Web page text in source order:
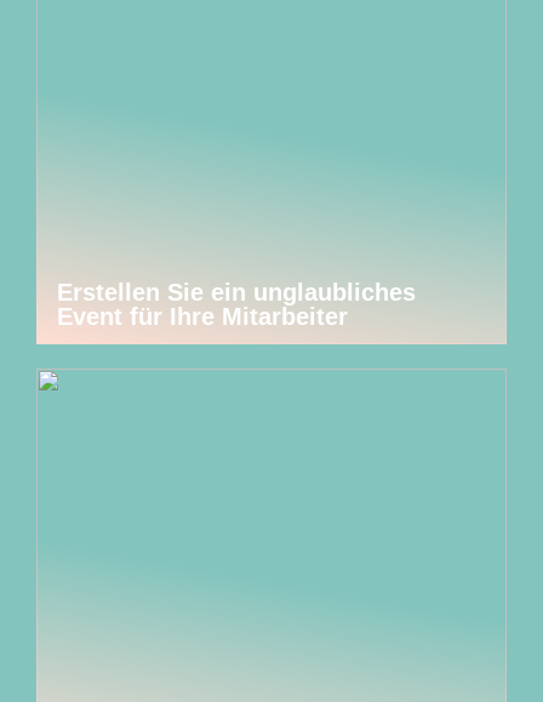
Erstellen Sie ein unglaubliches
Event für Ihre Mitarbeiter